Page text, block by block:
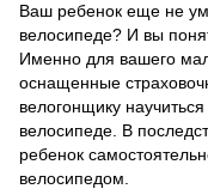
Ваш ребенок еще не
велосипеде? И вы
Именно для вашего
оснащенные
велогонщику
велосипеде. В
ребенок
велосипедом.